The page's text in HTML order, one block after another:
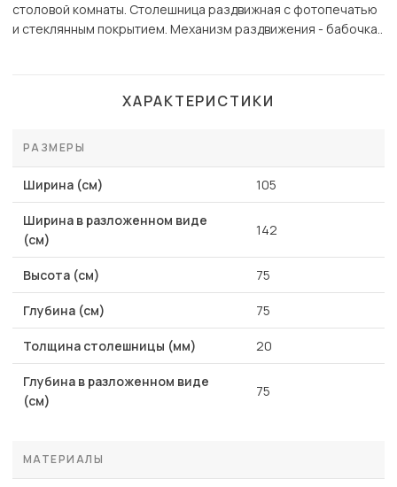
столовой комнаты. Столешница раздвижная с фотопечатью
и стеклянным покрытием. Механизм раздвижения - бабочка..
ХАРАКТЕРИСТИКИ
РАЗМЕРЫ
Ширина (см) 105
Ширина в разложенном виде
(см)
142
Высота (см) 75
Глубина (см) 75
Толщина столешницы (мм) 20
Глубина в разложенном виде
(см)
75
МАТЕРИАЛЫ